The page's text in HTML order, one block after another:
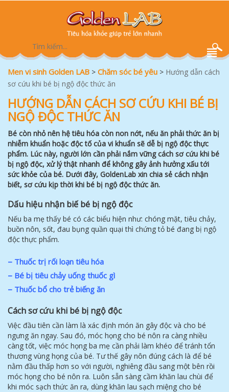
Men vi sinh Golden LAB > Chăm sóc bé yêu > Hướng dẫn cách
sơ cứu khi bé bị ngộ độc thức ăn
HƯỚNG DẪN CÁCH SƠ CỨU KHI BÉ BỊ
NGỘ ĐỘC THỨC ĂN
Bé còn nhỏ nên hệ tiêu hóa còn non nớt, nếu ăn phải thức ăn bị
nhiễm khuẩn hoặc độc tố của vi khuẩn sẽ dễ bị ngộ độc thực
phẩm. Lúc này, người lớn cần phải nắm vững cách sơ cứu khi bé
bị ngộ độc, xử lý thật nhanh để không gây ảnh hưởng xấu tới
sức khỏe của bé. Dưới đây, GoldenLab xin chia sẻ cách nhận
biết, sơ cứu kịp thời khi bé bị ngộ độc thức ăn.
Dấu hiệu nhận biế bé bị ngộ độc
Nếu ba mẹ thấy bé có các biểu hiện như: chóng mặt, tiêu chảy,
buồn nôn, sốt, đau bụng quần quại thì chứng tỏ bé đang bị ngộ
độc thực phẩm.
– Thuốc trị rối loạn tiêu hóa
– Bé bị tiêu chảy uống thuốc gì
– Thuốc bổ cho trẻ biếng ăn
Cách sơ cứu khi bé bị ngộ độc
Việc đầu tiên cần làm là xác định món ăn gây độc và cho bé
ngưng ăn ngay. Sau đó, móc họng cho bé nôn ra càng nhiều
càng tốt, việc móc họng ba mẹ cần phải làm khéo để tránh tổn
thương vùng họng của bé. Tư thế gây nôn đúng cách là để bé
nằm đầu thấp hơn so với người, nghiêng đầu sang một bên rồi
móc họng cho bé nôn ra. Luôn sẵn sàng cầm khăn lau chùi để
khi móc sạch thức ăn ra, dùng khăn lau sạch miệng cho bé